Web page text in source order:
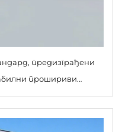
предизграђени
прошириви
мала кућа са 2 или 3
парк